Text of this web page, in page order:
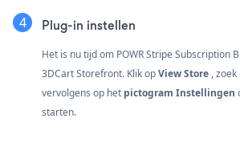
Plug-in instellen
Het is nu tijd om POWR Stripe Subscription
3DCart Storefront. Klik opView Store, zoek
vervolgens op het pictogram Instellingen
starten.